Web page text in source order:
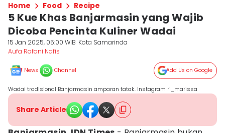
Home Food Recipe
5 Kue Khas Banjarmasin yang Wajib
Dicoba Pencinta Kuliner Wadai
15 Jan 2025, 05:00 WIB Kota Samarinda
Aufa Rafani Nafis
News Channel Add Us on Google
Wadai tradisional Banjarmasin amparan tatak. Instagram ri_marissa
Share Article